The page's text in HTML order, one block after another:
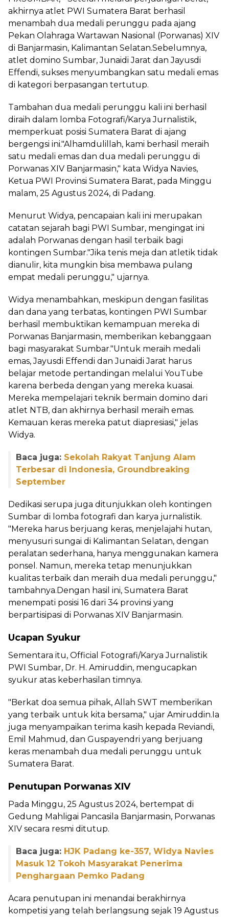
akhirnya atlet PWI Sumatera Barat berhasil
menambah dua medali perunggu pada ajang
Pekan Olahraga Wartawan Nasional (Porwanas) XIV
di Banjarmasin, Kalimantan Selatan.Sebelumnya,
atlet domino Sumbar, Junaidi Jarat dan Jayusdi
Effendi, sukses menyumbangkan satu medali emas
di kategori berpasangan tertutup.
Tambahan dua medali perunggu kali ini berhasil
diraih dalam lomba Fotografi/Karya Jurnalistik,
memperkuat posisi Sumatera Barat di ajang
bergengsi ini."Alhamdulillah, kami berhasil meraih
satu medali emas dan dua medali perunggu di
Porwanas XIV Banjarmasin," kata Widya Navies,
Ketua PWI Provinsi Sumatera Barat, pada Minggu
malam, 25 Agustus 2024, di Padang.
Menurut Widya, pencapaian kali ini merupakan
catatan sejarah bagi PWI Sumbar, mengingat ini
adalah Porwanas dengan hasil terbaik bagi
kontingen Sumbar."Jika tenis meja dan atletik tidak
dianulir, kita mungkin bisa membawa pulang
empat medali perunggu," ujarnya.
Widya menambahkan, meskipun dengan fasilitas
dan dana yang terbatas, kontingen PWI Sumbar
berhasil membuktikan kemampuan mereka di
Porwanas Banjarmasin, memberikan kebanggaan
bagi masyarakat Sumbar."Untuk meraih medali
emas, Jayusdi Effendi dan Junaidi Jarat harus
belajar metode pertandingan melalui YouTube
karena berbeda dengan yang mereka kuasai.
Mereka mempelajari teknik bermain domino dari
atlet NTB, dan akhirnya berhasil meraih emas.
Kemauan keras mereka patut diapresiasi," jelas
Widya.
Baca juga: Sekolah Rakyat Tanjung Alam
Terbesar di Indonesia, Groundbreaking
September
Dedikasi serupa juga ditunjukkan oleh kontingen
Sumbar di lomba fotografi dan karya jurnalistik.
"Mereka harus berjuang keras, menjelajahi hutan,
menyusuri sungai di Kalimantan Selatan, dengan
peralatan sederhana, hanya menggunakan kamera
ponsel. Namun, mereka tetap menunjukkan
kualitas terbaik dan meraih dua medali perunggu,"
tambahnya.Dengan hasil ini, Sumatera Barat
menempati posisi 16 dari 34 provinsi yang
berpartisipasi di Porwanas XIV Banjarmasin.
Ucapan Syukur
Sementara itu, Official Fotografi/Karya Jurnalistik
PWI Sumbar, Dr. H. Amiruddin, mengucapkan
syukur atas keberhasilan timnya.
"Berkat doa semua pihak, Allah SWT memberikan
yang terbaik untuk kita bersama," ujar Amiruddin.Ia
juga menyampaikan terima kasih kepada Reviandi,
Emil Mahmud, dan Guspayendri yang berjuang
keras menambah dua medali perunggu untuk
Sumatera Barat.
Penutupan Porwanas XIV
Pada Minggu, 25 Agustus 2024, bertempat di
Gedung Mahligai Pancasila Banjarmasin, Porwanas
XIV secara resmi ditutup.
Baca juga: HJK Padang ke-357, Widya Navies
Masuk 12 Tokoh Masyarakat Penerima
Penghargaan Pemko Padang
Acara penutupan ini menandai berakhirnya
kompetisi yang telah berlangsung sejak 19 Agustus